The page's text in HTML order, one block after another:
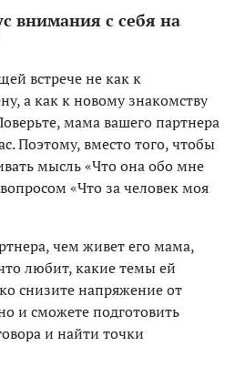
внимания с себя на
встрече не как к
а как к новому знакомству
мама вашего партнера
Поэтому, вместо того, чтобы
мысль «Что она обо мне
«Что за человек моя
чем живет его мама,
любит, какие темы ей
снизите напряжение от
и сможете подготовить
и найти точки